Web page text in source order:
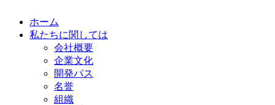
ホーム
私たちに関しては
会社概要
企業文化
開発パス
名誉
組織